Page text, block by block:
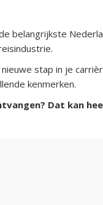
belangrijkste
stap in je
kenmerken.
Dat kan